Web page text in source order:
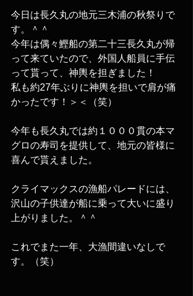
今日は長久丸の地元三木浦の秋祭りで
す。＾＾
今年は偶々鰹船の第二十三長久丸が帰
って来ていたので、外国人船員に手伝
って貰って、神輿を担ぎました！
私も約27年ぶりに神輿を担いで肩が痛
かったです！＞＜（笑）
今年も長久丸では約１０００貫の本マ
グロの寿司を提供して、地元の皆様に
喜んで貰えました。
クライマックスの漁船パレードには、
沢山の子供達が船に乗って大いに盛り
上がりました。＾＾
これでまた一年、大漁間違いなしで
す。（笑）